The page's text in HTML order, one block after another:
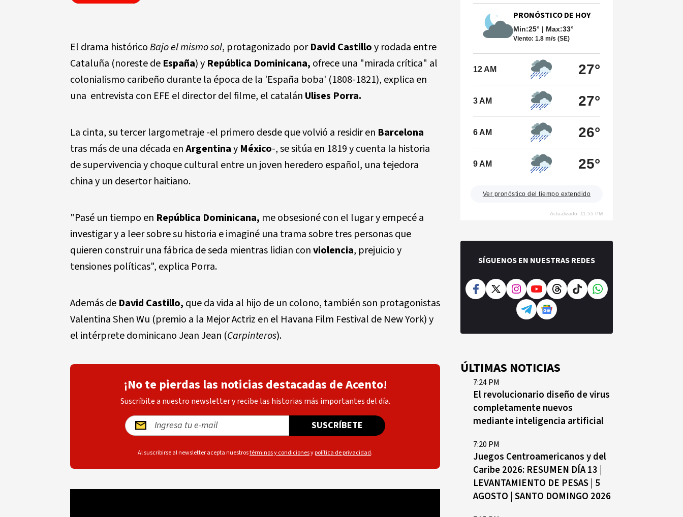
El drama históricoBajo el mismo sol, protagonizado porDavid Castilloy rodada entre
Cataluña (noreste de España) y República Dominicana, ofrece una "mirada crítica" al
colonialismo caribeño durante la época de la 'España boba' (1808-1821), explica en
una entrevista con EFE el director del filme, el catalán Ulises Porra.
La cinta, su tercer largometraje -el primero desde que volvió a residir en Barcelona
tras más de una década enArgentinay México-, se sitúa en 1819 y cuenta la historia
de supervivencia y choque cultural entre un joven heredero español, una tejedora
china y un desertor haitiano.
"Pasé un tiempo en República Dominicana, me obsesioné con el lugar y empecé a
investigar y a leer sobre su historia e imaginé una trama sobre tres personas que
quieren construir una fábrica de seda mientras lidian conviolencia, prejuicio y
tensiones políticas", explica Porra.
Además de David Castillo, que da vida al hijo de un colono, también son protagonistas
Valentina Shen Wu (premio a la Mejor Actriz en el Havana Film Festival de New York) y
el intérprete dominicano Jean Jean (Carpinteros).
¡No te pierdas las noticias destacadas de Acento!
Suscríbite a nuestro newsletter y recibe las historias más importantes del día.
SUSCRÍBETE
Al suscribirse al newsletter acepta nuestrostérminos y condicionesypolítica de privacidad.
PRONÓSTICO DE HOY
Min:25° | Max:33°
Viento: 1.8 m/s (SE)
12 AM 27°
3 AM 27°
6 AM 26°
9 AM 25°
Ver pronóstico del tiempo extendido
Actualizado: 11:55 PM
SÍGUENOS EN NUESTRAS REDES
ÚLTIMAS NOTICIAS
7:24 PM
El revolucionario diseño de virus
completamente nuevos
mediante inteligencia artificial
7:20 PM
Juegos Centroamericanos y del
Caribe 2026: RESUMEN DÍA 13 |
LEVANTAMIENTO DE PESAS | 5
AGOSTO | SANTO DOMINGO 2026